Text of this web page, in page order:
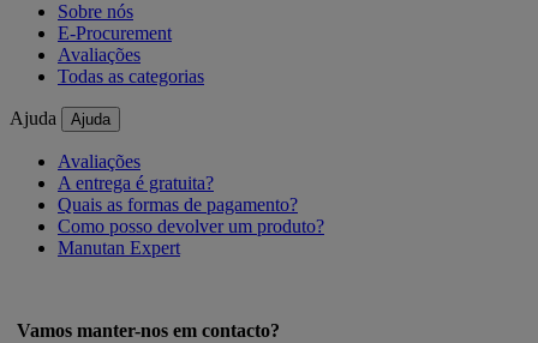
Sobre nós
E-Procurement
Avaliações
Todas as categorias
Ajuda Ajuda
Avaliações
A entrega é gratuita?
Quais as formas de pagamento?
Como posso devolver um produto?
Manutan Expert
Vamos manter-nos em contacto?